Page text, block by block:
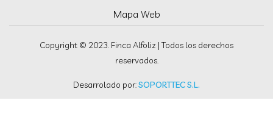
Mapa Web
Copyright © 2023. Finca Alfoliz | Todos los derechos
reservados.
Desarrolado por:SOPORTTEC S.L.